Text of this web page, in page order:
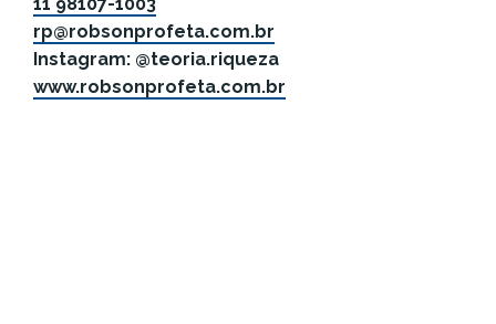
rp@robsonprofeta.com.br
Instagram: @teoria.riqueza
www.robsonprofeta.com.br